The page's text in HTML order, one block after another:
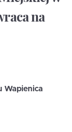
na
Wapienica